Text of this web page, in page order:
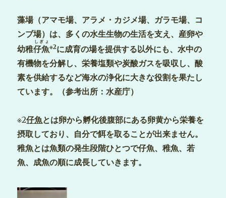
藻場（アマモ場、アラメ・カジメ場、ガラモ場、コ
ンブ場） は、多くの水生生物の生活を支え、産卵や
幼稚仔魚
しぎょ
※2に成育の場を提供する以外にも、水中の
有機物を分解し、栄養塩類や炭酸ガスを吸収し、酸
素を供給するなど海水の浄化に大きな役割を果たし
ています。（参考出所：水産庁）
※2仔魚とは卵から孵化後腹部にある卵黄から栄養を
摂取しており、自分で餌を取ることが出来ません。
稚魚とは魚類の発生段階ひとつで仔魚、稚魚、若
魚、成魚の順に成長していきます。